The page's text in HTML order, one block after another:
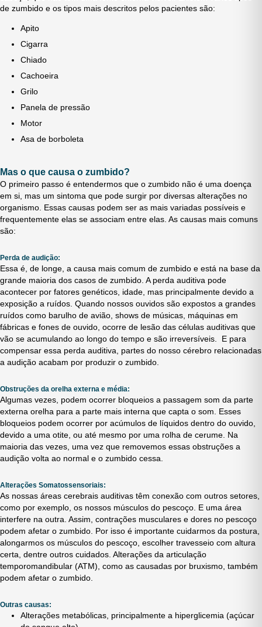
de zumbido e os tipos mais descritos pelos pacientes são:
Apito
Cigarra
Chiado
Cachoeira
Grilo
Panela de pressão
Motor
Asa de borboleta
Mas o que causa o zumbido?
O primeiro passo é entendermos que o zumbido não é uma doença
em si, mas um sintoma que pode surgir por diversas alterações no
organismo. Essas causas podem ser as mais variadas possíveis e
frequentemente elas se associam entre elas. As causas mais comuns
são:
Perda de audição:
Essa é, de longe, a causa mais comum de zumbido e está na base da
grande maioria dos casos de zumbido. A perda auditiva pode
acontecer por fatores genéticos, idade, mas principalmente devido a
exposição a ruídos. Quando nossos ouvidos são expostos a grandes
ruídos como barulho de avião, shows de músicas, máquinas em
fábricas e fones de ouvido, ocorre de lesão das células auditivas que
vão se acumulando ao longo do tempo e são irreversíveis. E para
compensar essa perda auditiva, partes do nosso cérebro relacionadas
a audição acabam por produzir o zumbido.
Obstruções da orelha externa e média:
Algumas vezes, podem ocorrer bloqueios a passagem som da parte
externa orelha para a parte mais interna que capta o som. Esses
bloqueios podem ocorrer por acúmulos de líquidos dentro do ouvido,
devido a uma otite, ou até mesmo por uma rolha de cerume. Na
maioria das vezes, uma vez que removemos essas obstruções a
audição volta ao normal e o zumbido cessa.
Alterações Somatossensoriais:
As nossas áreas cerebrais auditivas têm conexão com outros setores,
como por exemplo, os nossos músculos do pescoço. E uma área
interfere na outra. Assim, contrações musculares e dores no pescoço
podem afetar o zumbido. Por isso é importante cuidarmos da postura,
alongarmos os músculos do pescoço, escolher travesseio com altura
certa, dentre outros cuidados. Alterações da articulação
temporomandibular (ATM), como as causadas por bruxismo, também
podem afetar o zumbido.
Outras causas:
Alterações metabólicas, principalmente a hiperglicemia (açúcar